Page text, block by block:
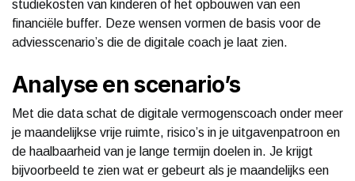
studiekosten van kinderen of het opbouwen van een
financiële buffer. Deze wensen vormen de basis voor de
adviesscenario’s die de digitale coach je laat zien.
Analyse en scenario’s
Met die data schat de digitale vermogenscoach onder meer
je maandelijkse vrije ruimte, risico’s in je uitgavenpatroon en
de haalbaarheid van je lange termijn doelen in. Je krijgt
bijvoorbeeld te zien wat er gebeurt als je maandelijks een